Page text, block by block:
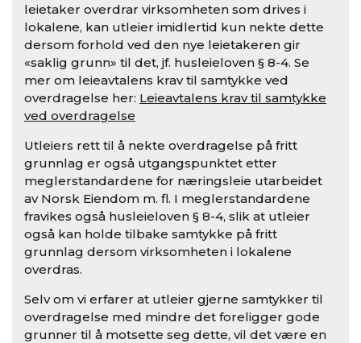
leietaker overdrar virksomheten som drives i
lokalene, kan utleier imidlertid kun nekte dette
dersom forhold ved den nye leietakeren gir
«saklig grunn» til det, jf. husleieloven § 8-4. Se
mer om leieavtalens krav til samtykke ved
overdragelse her: Leieavtalens krav til samtykke
ved overdragelse
Utleiers rett til å nekte overdragelse på fritt
grunnlag er også utgangspunktet etter
meglerstandardene for næringsleie utarbeidet
av Norsk Eiendom m. fl. I meglerstandardene
fravikes også husleieloven § 8-4, slik at utleier
også kan holde tilbake samtykke på fritt
grunnlag dersom virksomheten i lokalene
overdras.
Selv om vi erfarer at utleier gjerne samtykker til
overdragelse med mindre det foreligger gode
grunner til å motsette seg dette, vil det være en